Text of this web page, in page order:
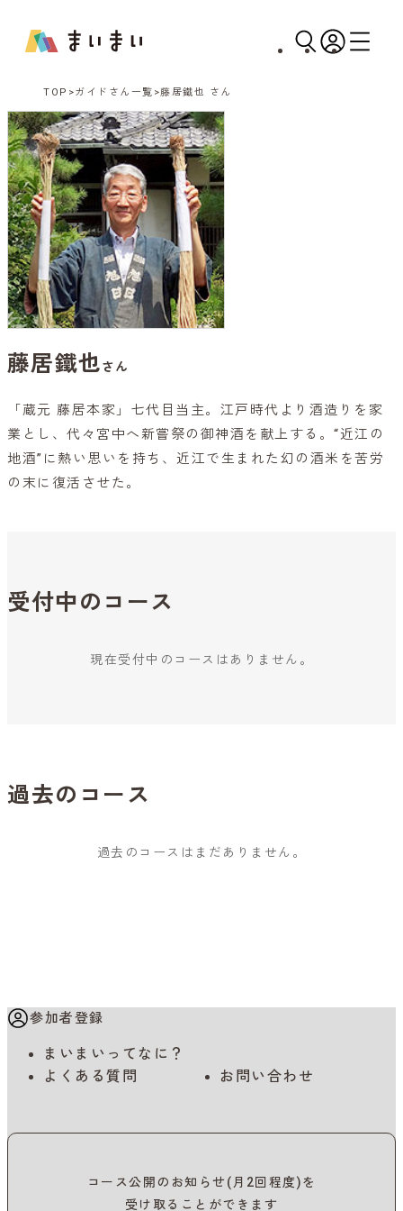
TOP ガイドさん一覧 藤居鐵也 さん
藤居鐵也さん
「蔵元 藤居本家」七代目当主。江戸時代より酒造りを家
業とし、代々宮中へ新嘗祭の御神酒を献上する。“近江の
地酒”に熱い思いを持ち、近江で生まれた幻の酒米を苦労
の末に復活させた。
受付中のコース
現在受付中のコースはありません。
過去のコース
過去のコースはまだありません。
参加者登録
まいまいってなに？
よくある質問
お問い合わせ
コース公開のお知らせ(月2回程度)を
受け取ることができます